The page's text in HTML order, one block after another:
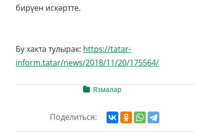
бирүен искәртте.
Бу хакта тулырак: https://tatar-
inform.tatar/news/2018/11/20/175564/
Язмалар
Поделиться: